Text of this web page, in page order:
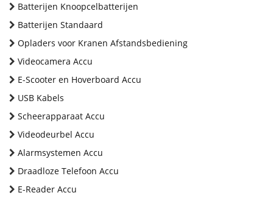
Batterijen Knoopcelbatterijen
Batterijen Standaard
Opladers voor Kranen Afstandsbediening
Videocamera Accu
E-Scooter en Hoverboard Accu
USB Kabels
Scheerapparaat Accu
Videodeurbel Accu
Alarmsystemen Accu
Draadloze Telefoon Accu
E-Reader Accu